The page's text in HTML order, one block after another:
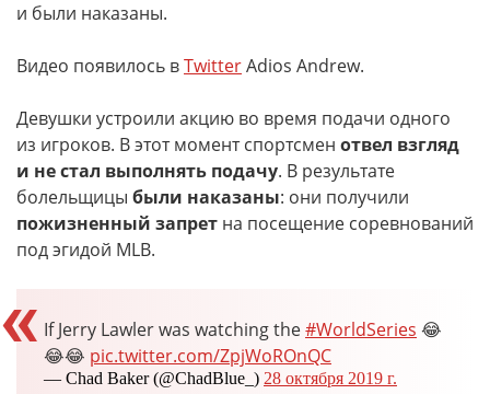
и были наказаны.
Видео появилось вTwitterAdios Andrew.
Девушки устроили акцию во время подачи одного
из игроков. В этот момент спортсмен отвел взгляд
и не стал выполнять подачу. В результате
болельщицы были наказаны: они получили
пожизненный запрет на посещение соревнований
под эгидой MLB.
If Jerry Lawler was watching the#WorldSeries 😂
😂😂 pic.twitter.com/ZpjWoROnQC
— Chad Baker (@ChadBlue_) 28 октября 2019 г.